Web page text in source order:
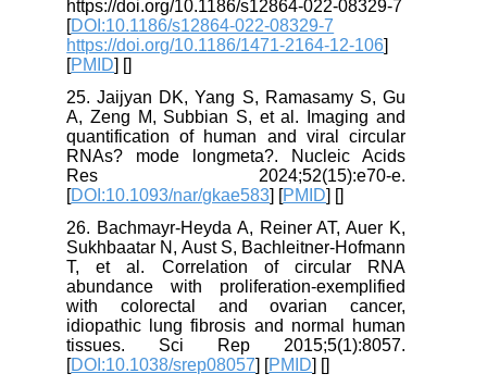
https://doi.org/10.1186/s12864-022-08329-7
[DOI:10.1186/s12864-022-08329-7
https://doi.org/10.1186/1471-2164-12-106
[PMID] [
25. Jaijyan DK, Yang S, Ramasamy S, Gu
A, Zeng M, Subbian S, et al. Imaging and
quantification of human and viral circular
RNAs? mode longmeta?. Nucleic Acids
Res 2024;52(15):e70-e.
[DOI:10.1093/nar/gkae583] [PMID] [
26. Bachmayr-Heyda A, Reiner AT, Auer K,
Sukhbaatar N, Aust S, Bachleitner-Hofmann
T, et al. Correlation of circular RNA
abundance with proliferation-exemplified
with colorectal and ovarian cancer,
idiopathic lung fibrosis and normal human
tissues. Sci Rep 2015;5(1):8057.
[DOI:10.1038/srep08057] [PMID] [